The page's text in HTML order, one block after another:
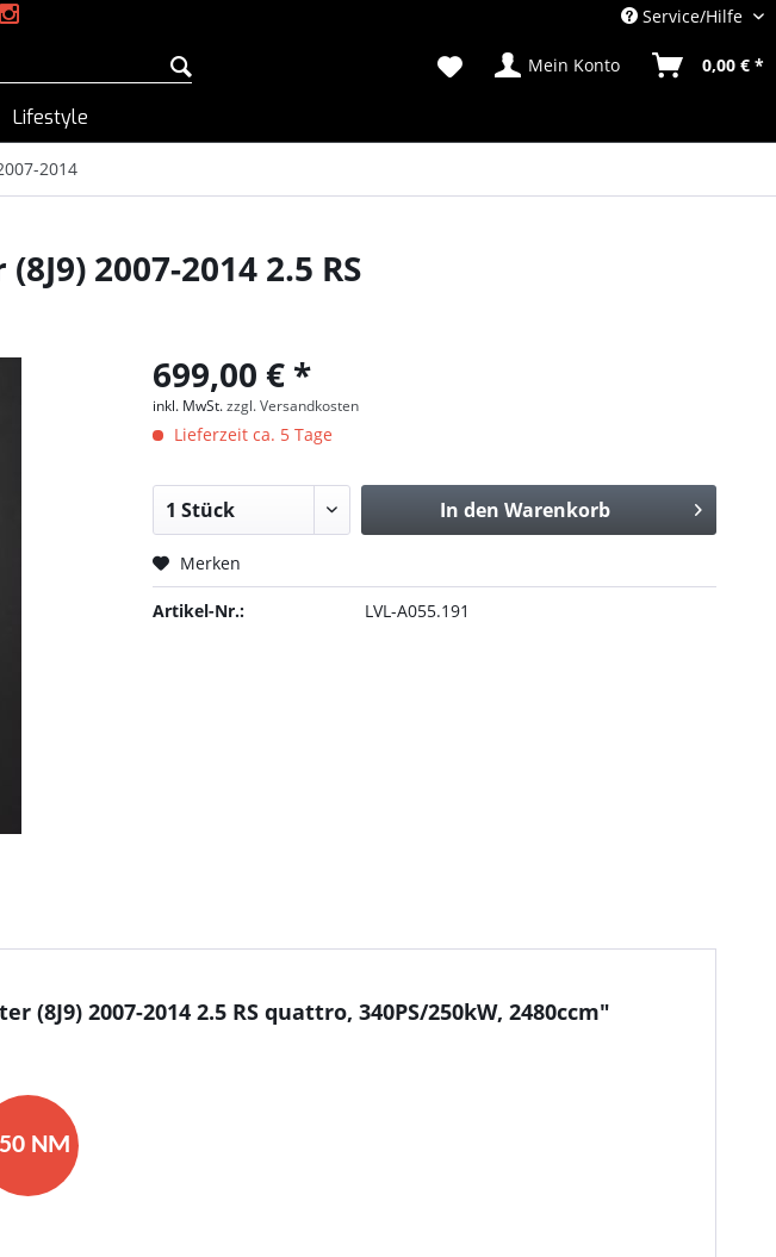
Service/Hilfe
Mein Konto 0,00 € *
Lifestyle
2014
2007-2014 2.5 RS
699,00 € *
inkl. MwSt.zzgl. Versandkosten
Lieferzeit ca. 5 Tage
In den Warenkorb
Merken
Artikel-Nr.: LVL-A055.191
2007-2014 2.5 RS quattro, 340PS/250kW, 2480ccm"
NM